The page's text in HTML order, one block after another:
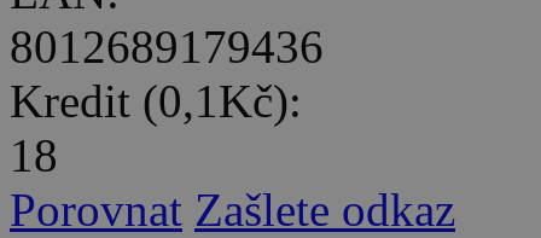
8012689179436
Kredit (0,1Kč):
18
Porovnat Zašlete odkaz